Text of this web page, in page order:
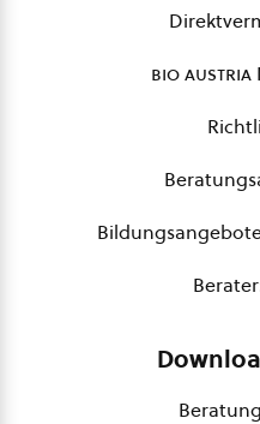
bio austria